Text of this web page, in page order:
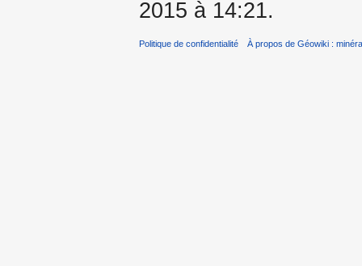
2015 à 14:21.
Politique de confidentialité À propos de Géowiki :